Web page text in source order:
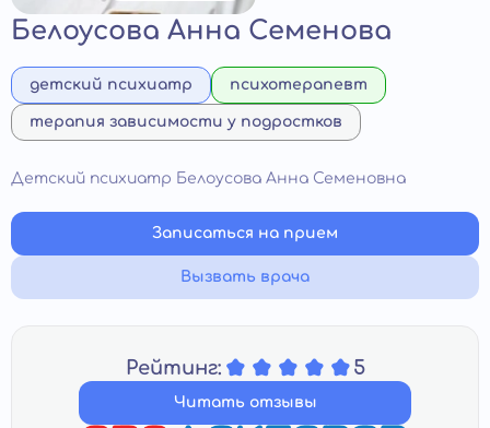
Белоусова Анна Семенова
детский психиатр психотерапевт
терапия зависимости у подростков
Детский психиатр Белоусова Анна Семеновна
Записаться на прием
Вызвать врача
Рейтинг: 5
Читать отзывы